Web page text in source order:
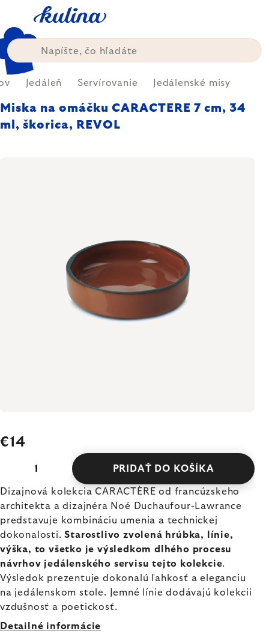
obsah
Jedáleň Servírovanie Jedálenské misy
Miska na omáčku CARACTERE 7 cm, 34
ml, škorica, REVOL
€14
PRIDAŤ DO KOŠÍKA
Dizajnová kolekcia CARACTÈRE od francúzskeho
architekta a dizajnéra Noé Duchaufour-Lawrance
predstavuje kombináciu umenia a technickej
dokonalosti.Starostlivo zvolená hrúbka, línie,
výška, to všetko je výsledkom dlhého procesu
návrhov jedálenského servisu tejto kolekcie.
Výsledok prezentuje dokonalú ľahkosť a eleganciu
na jedálenskom stole. Jemné línie dodávajú kolekcii
vzdušnosť a poetickosť.
Detailné informácie